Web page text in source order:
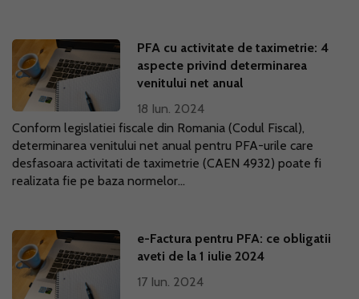
PFA cu activitate de taximetrie: 4
aspecte privind determinarea
venitului net anual
18 Iun. 2024
Conform legislatiei fiscale din Romania (Codul Fiscal),
determinarea venitului net anual pentru PFA-urile care
desfasoara activitati de taximetrie (CAEN 4932) poate fi
realizata fie pe baza normelor...
e-Factura pentru PFA: ce obligatii
aveti de la 1 iulie 2024
17 Iun. 2024